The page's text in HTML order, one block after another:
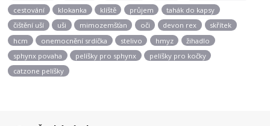
cestování
klokanka klíště průjem
tahák do kapsy
čištění uší
uši mimozemšťan oči devon rex
skřítek
hcm
onemocnění srdíčka stelivo hmyz
žihadlo
sphynx povaha
pelíšky pro sphynx
pelíšky pro kočky
catzone pelíšky